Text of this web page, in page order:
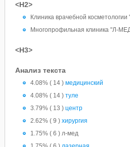
<H2>
Клиника врачебной
Многопрофильная клиника "Л-
<H3>
Анализ текста
4.08% ( 14 ) медицинский
4.08% ( 14 ) туле
3.79% ( 13 ) центр
2.62% ( 9 ) хирургия
1.75% ( 6 ) л-мед